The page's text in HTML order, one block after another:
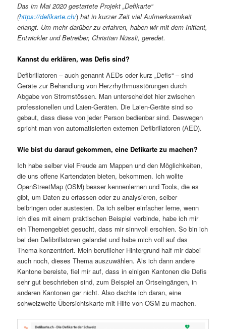
Das im Mai 2020 gestartete Projekt „Defikarte“
(https://defikarte.ch/)hat in kurzer Zeit viel Aufmerksamkeit
erlangt. Um mehr darüber zu erfahren, haben wir mit dem Initiant,
Entwickler und Betreiber, Christian Nüssli, geredet.
Kannst du erklären, was Defis sind?
Defibrillatoren – auch genannt AEDs oder kurz „Defis“ – sind
Geräte zur Behandlung von Herzrhythmusstörungen durch
Abgabe von Stromstössen. Man unterscheidet hier zwischen
professionellen und Laien-Geräten. Die Laien-Geräte sind so
gebaut, dass diese von jeder Person bedienbar sind. Deswegen
spricht man von automatisierten externen Defibrillatoren (AED).
Wie bist du darauf gekommen, eine Defikarte zu machen?
Ich habe selber viel Freude am Mappen und den Möglichkeiten,
die uns offene Kartendaten bieten, bekommen. Ich wollte
OpenStreetMap (OSM) besser kennenlernen und Tools, die es
gibt, um Daten zu erfassen oder zu analysieren, selber
beibringen oder austesten. Da ich selber einfacher lerne, wenn
ich dies mit einem praktischen Beispiel verbinde, habe ich mir
ein Themengebiet gesucht, dass mir sinnvoll erschien. So bin ich
bei den Defibrillatoren gelandet und habe mich voll auf das
Thema konzentriert. Mein beruflicher Hintergrund half mir dabei
auch noch, dieses Thema auszuwählen. Als ich dann andere
Kantone bereiste, fiel mir auf, dass in einigen Kantonen die Defis
sehr gut beschrieben sind, zum Beispiel an Ortseingängen, in
anderen Kantonen gar nicht. Also dachte ich daran, eine
schweizweite Übersichtskarte mit Hilfe von OSM zu machen.